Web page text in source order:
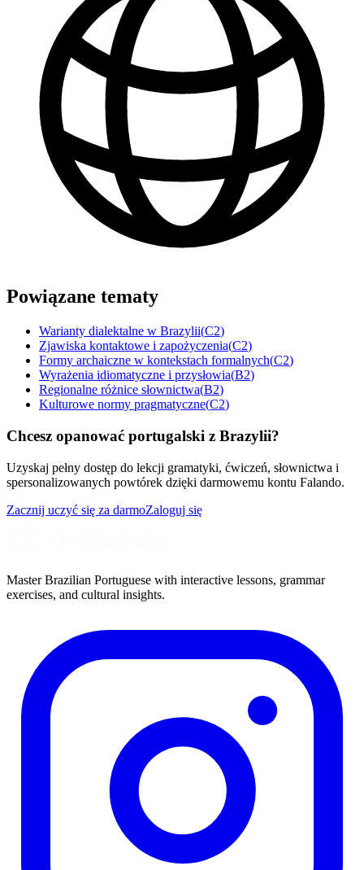
Powiązane tematy
Warianty dialektalne w Brazylii(C2)
Zjawiska kontaktowe i zapożyczenia(C2)
Formy archaiczne w kontekstach formalnych(C2)
Wyrażenia idiomatyczne i przysłowia(B2)
Regionalne różnice słownictwa(B2)
Kulturowe normy pragmatyczne(C2)
Chcesz opanować portugalski z Brazylii?
Uzyskaj pełny dostęp do lekcji gramatyki, ćwiczeń, słownictwa i
spersonalizowanych powtórek dzięki darmowemu kontu Falando.
Zacznij uczyć się za darmoZaloguj się
Master Brazilian Portuguese with interactive lessons, grammar
exercises, and cultural insights.